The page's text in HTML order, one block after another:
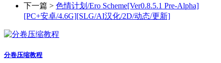
下一篇 > 色情计划/Ero Scheme[Ver0.8.5.1 Pre-Alpha]
[PC+安卓/4.6G][SLG/AI汉化/2D/动态/更新]
分卷压缩教程